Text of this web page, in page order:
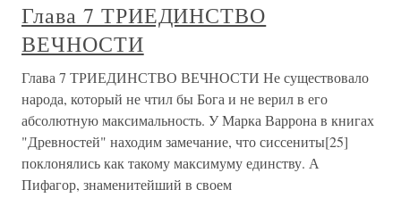
Глава 7 ТРИЕДИНСТВО
ВЕЧНОСТИ
Глава 7 ТРИЕДИНСТВО ВЕЧНОСТИ Не существовало
народа, который не чтил бы Бога и не верил в его
абсолютную максимальность. У Марка Варрона в книгах
"Древностей" находим замечание, что сиссениты[25]
поклонялись как такому максимуму единству. А
Пифагор, знаменитейший в своем